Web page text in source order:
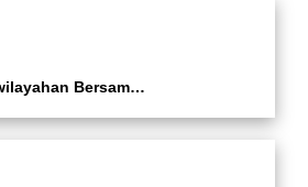
Brifing Intern Kewilayahan Bersama Camat Batuceper Ibu Hj. Katrina Iswandari Dan Lurah Se Kecamatan Batuceper Di Hanggar Kecamatan Batuceper Kota Tangerang.